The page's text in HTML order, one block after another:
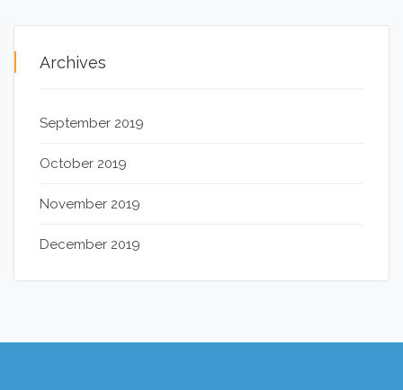
Archives
September 2019
October 2019
November 2019
December 2019